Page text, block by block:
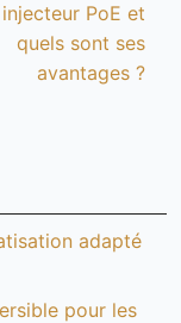
PoE et
quels sont ses
avantages ?
adapté
pour les